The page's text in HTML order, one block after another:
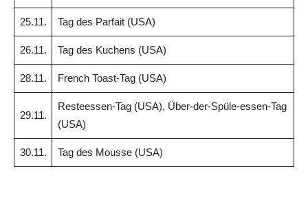
25.11. Tag des Parfait (USA)
26.11. Tag des Kuchens (USA)
28.11. French Toast-Tag (USA)
29.11.
Resteessen-Tag (USA), Über-der-Spüle-essen-Tag
(USA)
30.11. Tag des Mousse (USA)